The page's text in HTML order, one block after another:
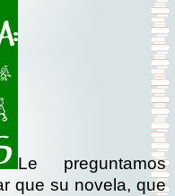
Le preguntamos
que su novela, que